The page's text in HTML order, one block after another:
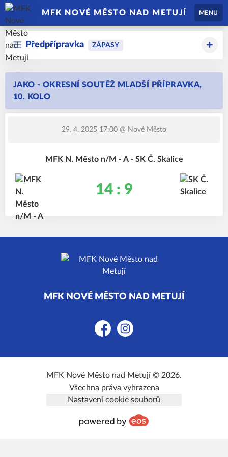
MFK NOVÉ MĚSTO NAD METUJÍ MENU
Předpřípravka ZÁPASY
JAKO - OKRESNÍ SOUTĚŽ MLADŠÍ PŘÍPRAVKA,
10. KOLO
29. 4. 2025 17:00 @ Nové Město
MFK N. Město n/M - A - SK Č. Skalice
14 : 9
MFK NOVÉ MĚSTO NAD METUJÍ
FacebookInstagram
MFK Nové Město nad Metují © 2026.
Všechna práva vyhrazena
Nastavení cookie souborů